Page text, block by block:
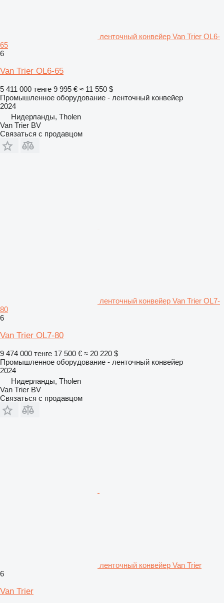
ленточный конвейер Van Trier OL6-
65
6
Van Trier OL6-65
5 411 000 тенге 9 995 € ≈ 11 550 $
Промышленное оборудование - ленточный конвейер
2024
Нидерланды, Tholen
Van Trier BV
Связаться с продавцом
ленточный конвейер Van Trier OL7-
80
6
Van Trier OL7-80
9 474 000 тенге 17 500 € ≈ 20 220 $
Промышленное оборудование - ленточный конвейер
2024
Нидерланды, Tholen
Van Trier BV
Связаться с продавцом
ленточный конвейер Van Trier
6
Van Trier